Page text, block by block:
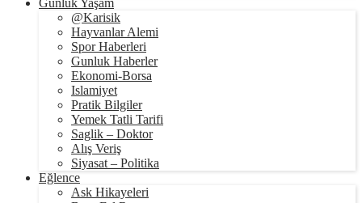
Günlük Yaşam
@Karisik
Hayvanlar Alemi
Spor Haberleri
Gunluk Haberler
Ekonomi-Borsa
Islamiyet
Pratik Bilgiler
Yemek Tatli Tarifi
Saglik – Doktor
Alış Veriş
Siyasat – Politika
Eğlence
Ask Hikayeleri